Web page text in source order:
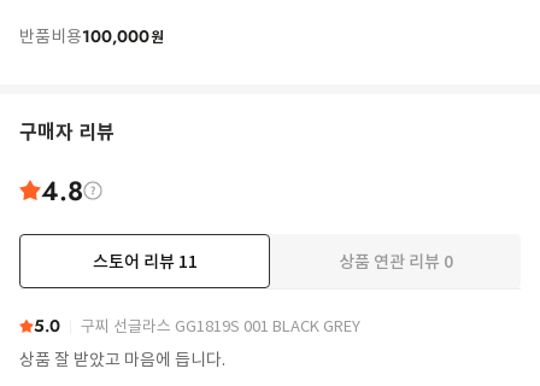
반품비용100,000원
구매자 리뷰
4.8
스토어 리뷰 11 상품 연관 리뷰 0
5.0 구찌 선글라스 GG1819S 001 BLACK GREY
상품 잘 받았고 마음에 듭니다.